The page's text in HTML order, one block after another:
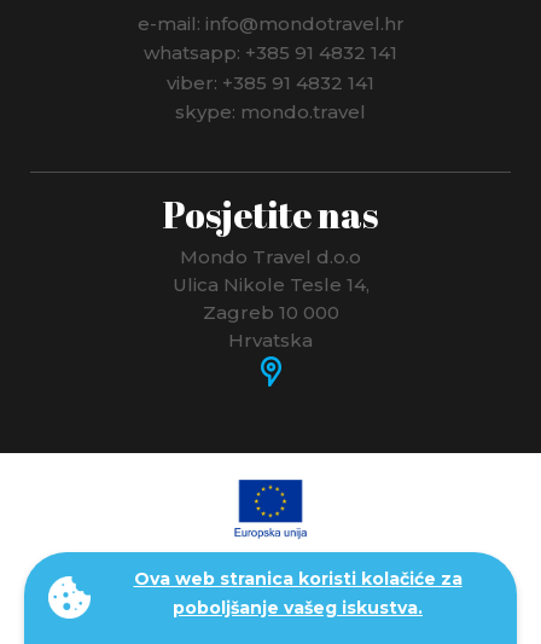
Ova web stranica koristi kolačiće za
poboljšanje vašeg iskustva.
e-mail: info@mondotravel.hr
whatsapp: +385 91 4832 141
viber: +385 91 4832 141
skype: mondo.travel
Posjetite nas
Mondo Travel d.o.o
Ulica Nikole Tesle 14,
Zagreb 10 000
Hrvatska